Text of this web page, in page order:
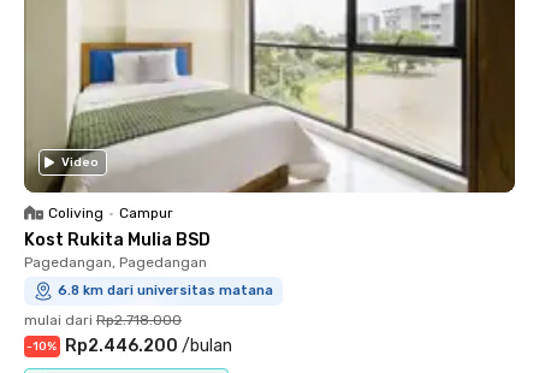
Video
Coliving • Campur
Kost Rukita Mulia BSD
Pagedangan, Pagedangan
6.8 km dari universitas matana
mulai dari Rp2.718.000
-10% Rp2.446.200 /bulan